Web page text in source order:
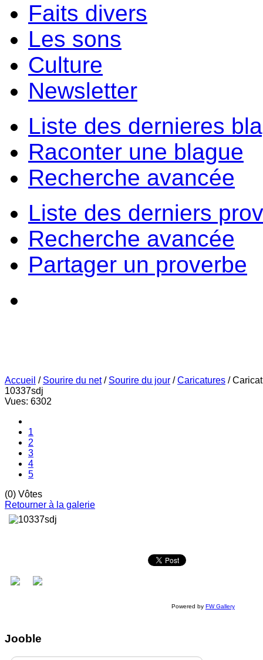
Faits divers
Les sons
Culture
Newsletter
Liste des dernieres
Raconter une blague
Recherche avancée
Liste des derniers
Recherche avancée
Partager un proverbe
Accueil / Sourire du net / Sourire du jour /Caricatures /
10337sdj
Vues: 6302
1
2
3
4
5
(0) Vôtes
Retourner à la galerie
Powered by FW Gallery
Jooble